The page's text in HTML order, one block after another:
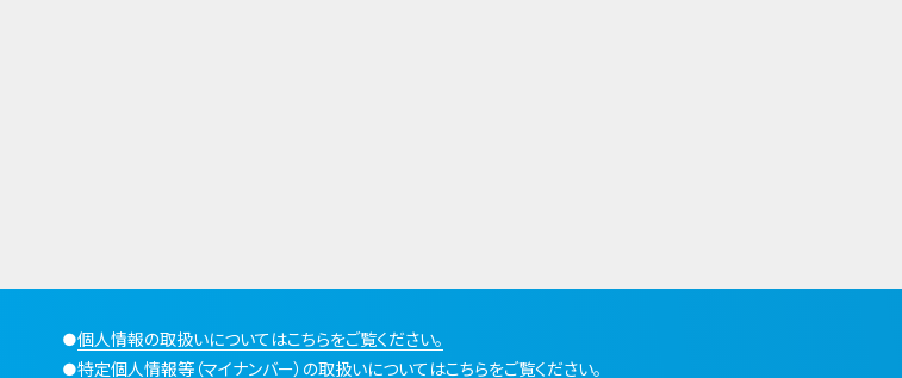
●個人情報の取扱いについてはこちらをご覧ください。
●特定個人情報等（マイナンバー）の取扱いについてはこちらをご覧ください。